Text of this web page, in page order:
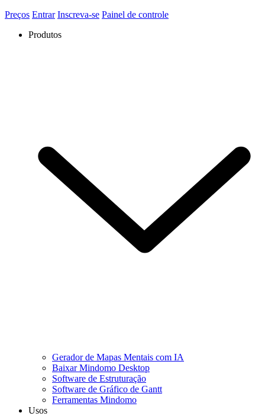
Preços Entrar Inscreva-se Painel de controle
Produtos
Gerador de Mapas Mentais com IA
Baixar Mindomo Desktop
Software de Estruturação
Software de Gráfico de Gantt
Ferramentas Mindomo
Usos